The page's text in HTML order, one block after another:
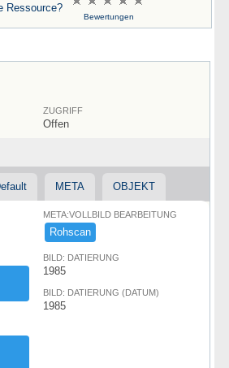
Ressource?
Bewertungen
ZUGRIFF
Offen
META OBJEKT
META:VOLLBILD BEARBEITUNG
Rohscan
BILD: DATIERUNG
1985
BILD: DATIERUNG (DATUM)
1985